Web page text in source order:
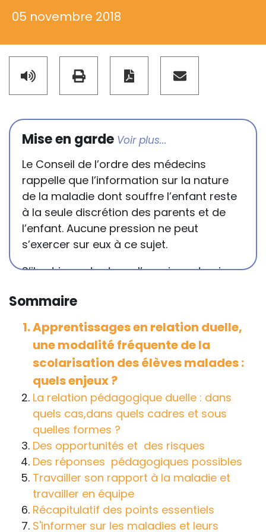
05 novembre 2018
Mise en garde
Le Conseil de l’ordre des médecins
rappelle que l’information sur la nature
de la maladie dont souffre l’enfant reste
à la seule discrétion des parents et de
l’enfant. Aucune pression ne peut
s’exercer sur eux à ce sujet.
S’il est important que l’enseignant puisse
conséquences de la maladie ou du
handicap sur les apprentissages, cela ne
passe pas forcément pas l’exposé du
diagnostic en tant que tel.
Cette information doit être adaptée par
chacun, dans le respect de l’individu en
particulier, enfant et adulte, et prendre en
compte la variabilité d’une même
maladie ou handicap selon chaque
enfant.
La consultation d’informations sur un site
web n’exonère personne de ses
responsabilités professionnelles, civiles
Sommaire
Apprentissages en relation duelle,
une modalité fréquente de la
scolarisation des élèves malades :
quels enjeux ?
La relation pédagogique duelle : dans
quels cas,dans quels cadres et sous
quelles formes ?
Des opportunités et des risques
Des réponses pédagogiques possibles
Travailler son rapport à la maladie et
travailler en équipe
Récapitulatif des points essentiels
S'informer sur les maladies et leurs